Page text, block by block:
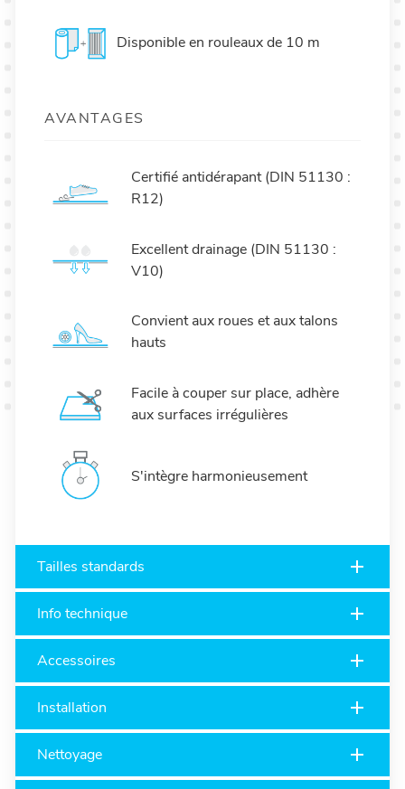
Disponible en rouleaux de 10 m
AVANTAGES
Certifié antidérapant (DIN 51130 :
R12)
Excellent drainage (DIN 51130 :
V10)
Convient aux roues et aux talons
hauts
Facile à couper sur place, adhère
aux surfaces irrégulières
S'intègre harmonieusement
Tailles standards
Info technique
Accessoires
Installation
Nettoyage